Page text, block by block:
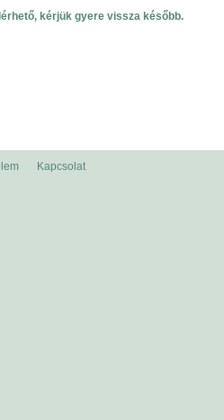
kérjük gyere vissza később.
Kapcsolat